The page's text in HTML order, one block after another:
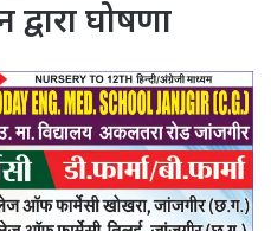
द्वारा घोषणा